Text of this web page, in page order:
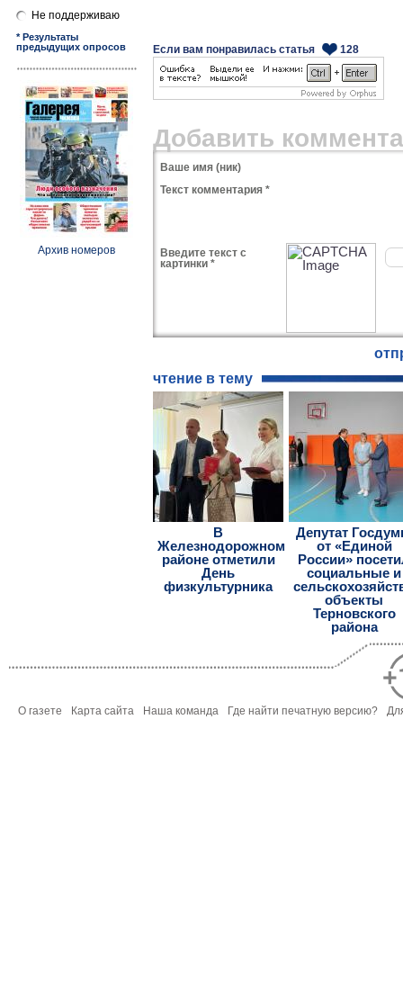
Не поддерживаю
* Результаты
предыдущих опросов
Архив номеров
Если вам понравилась статья 128
Добавить
Ваше имя (ник)
Текст комментария *
Введите текст с
картинки *
чтение в тему
В
Железнодорожном
районе отметили
День
физкультурника
Депутат
от «Единой
России»
социальные и
объекты
Терновского
района
О газете Карта сайта Наша команда Где найти печатную версию?